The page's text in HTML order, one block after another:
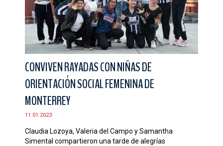
CONVIVEN RAYADAS CON NIÑAS DE
ORIENTACIÓN SOCIAL FEMENINA DE
MONTERREY
11.01.2023
Claudia Lozoya, Valeria del Campo y Samantha
Simental compartieron una tarde de alegrías